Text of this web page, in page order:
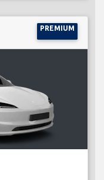
PREMIUM